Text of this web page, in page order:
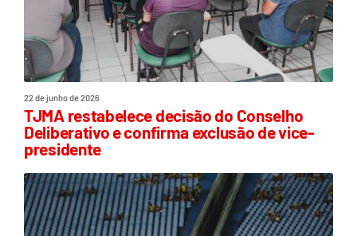
22 de junho de 2026
TJMA restabelece decisão do Conselho
Deliberativo e confirma exclusão de vice-
presidente